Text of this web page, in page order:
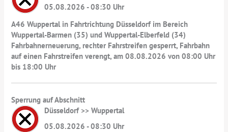
05.08.2026 - 08:30 Uhr
A46 Wuppertal in Fahrtrichtung Düsseldorf im Bereich
Wuppertal-Barmen (35) und Wuppertal-Elberfeld (34)
Fahrbahnerneuerung, rechter Fahrstreifen gesperrt, Fahrbahn
auf einen Fahrstreifen verengt, am 08.08.2026 von 08:00 Uhr
bis 18:00 Uhr
Sperrung auf Abschnitt
Düsseldorf >> Wuppertal
05.08.2026 - 08:30 Uhr